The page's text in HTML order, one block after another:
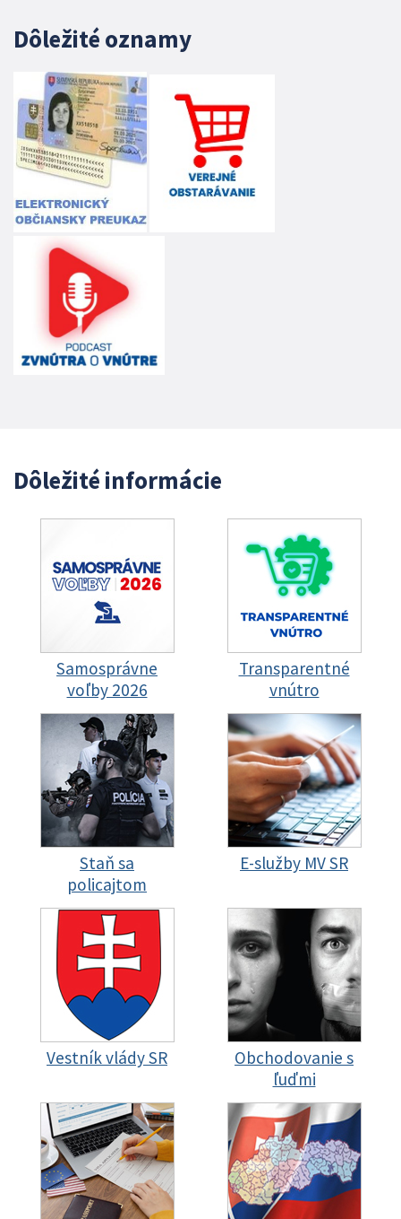
Dôležité oznamy
Dôležité informácie
Samosprávne
voľby 2026
Transparentné
vnútro
Staň sa
policajtom
E-služby MV SR
Vestník vlády SR
Obchodovanie s
ľuďmi